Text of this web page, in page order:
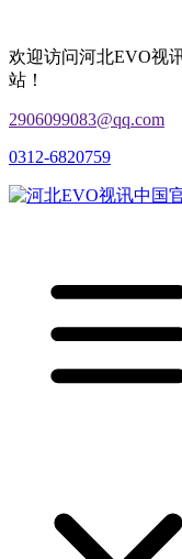
欢迎访问河北EVO视
站！
2906099083@qq.com
0312-6820759